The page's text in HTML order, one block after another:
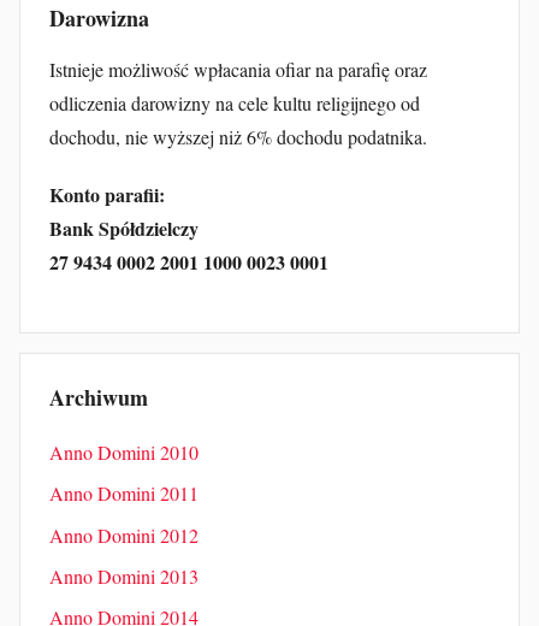
Darowizna
Istnieje możliwość wpłacania ofiar na parafię oraz
odliczenia darowizny na cele kultu religijnego od
dochodu, nie wyższej niż 6% dochodu podatnika.
Konto parafii:
Bank Spółdzielczy
27 9434 0002 2001 1000 0023 0001
Archiwum
Anno Domini 2010
Anno Domini 2011
Anno Domini 2012
Anno Domini 2013
Anno Domini 2014